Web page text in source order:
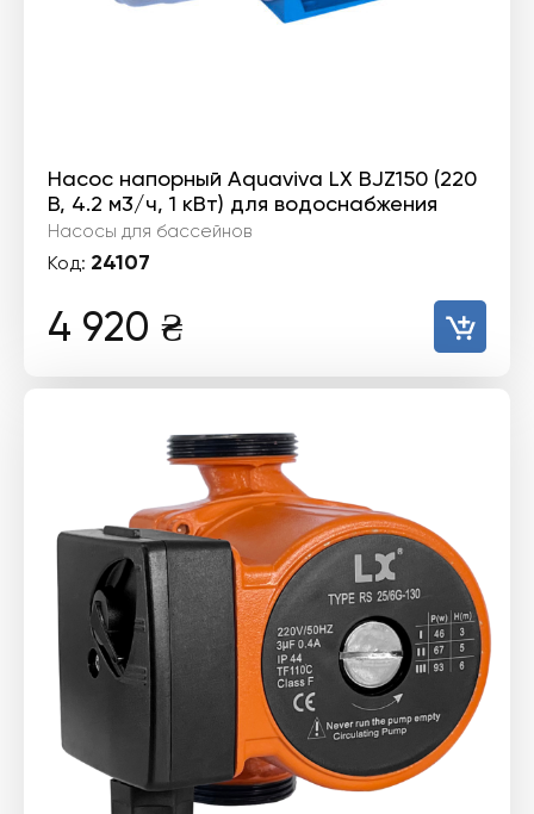
Насос напорный Aquaviva LX BJZ150 (220
В, 4.2 м3/ч, 1 кВт) для водоснабжения
Насосы для бассейнов
Код: 24107
4 920 ₴